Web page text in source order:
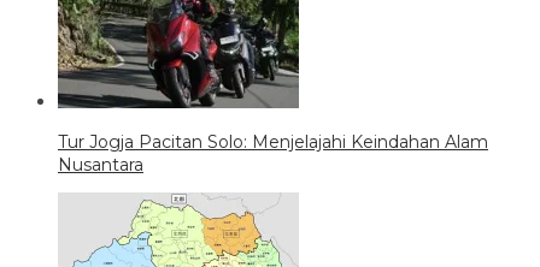
Tur Jogja Pacitan Solo: Menjelajahi Keindahan Alam
Nusantara